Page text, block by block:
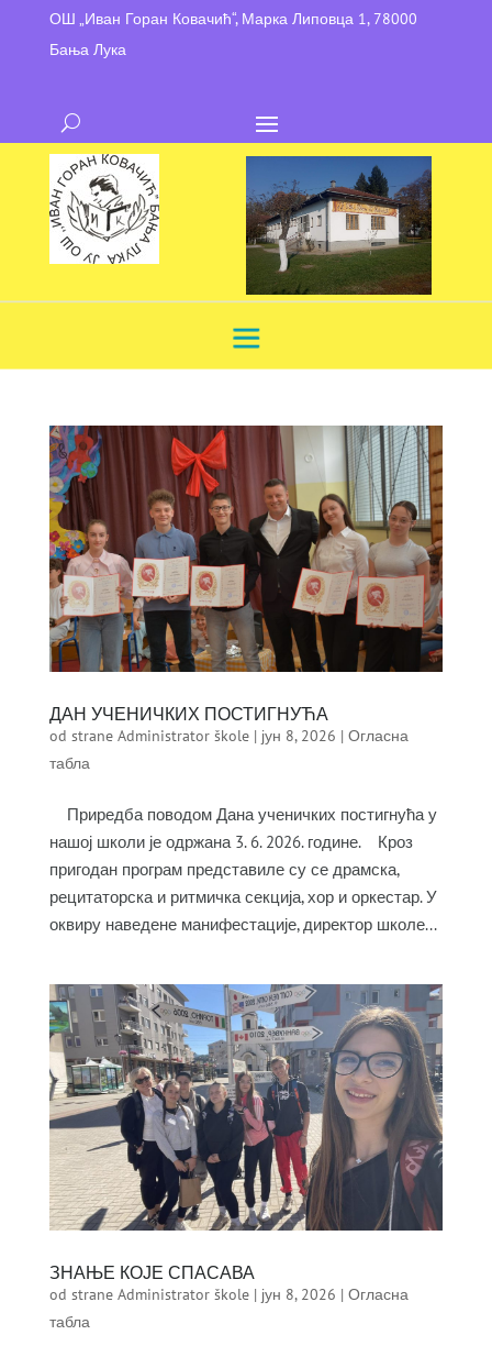
ОШ „Иван Горан Ковачић“, Марка Липовца 1, 78000
Бања Лука
ДАН УЧЕНИЧКИХ ПОСТИГНУЋА
od strane Administrator škole| јун 8, 2026 | Огласна
табла
Приредба поводом Дана ученичких постигнућа у
нашој школи је одржана 3. 6. 2026. године. Кроз
пригодан програм представиле су се драмска,
рецитаторска и ритмичка секција, хор и оркестар. У
оквиру наведене манифестације, директор школе...
ЗНАЊЕ КОЈЕ СПАСАВА
od strane Administrator škole| јун 8, 2026 | Огласна
табла